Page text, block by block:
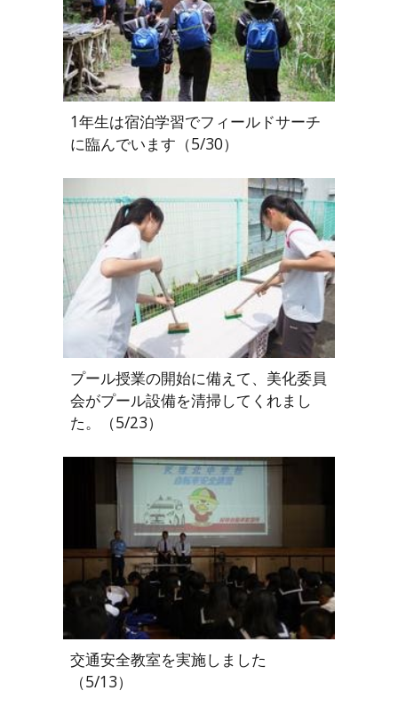
1年生は宿泊学習でフィールドサーチ
に臨んでいます（5/30）
プール授業の開始に備えて、美化委員
会がプール設備を清掃してくれまし
た。（5/23）
交通安全教室を実施しました
（5/13）